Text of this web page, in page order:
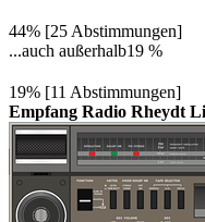
44% [25 Abstimmungen]
...auch außerhalb19 %
19% [11 Abstimmungen]
Empfang Radio Rheydt